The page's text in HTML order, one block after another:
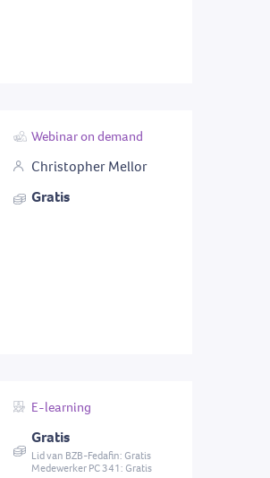
Webinar on demand
Christopher Mellor
Gratis
E-learning
Gratis
Lid van BZB-Fedafin: Gratis
Medewerker PC 341: Gratis